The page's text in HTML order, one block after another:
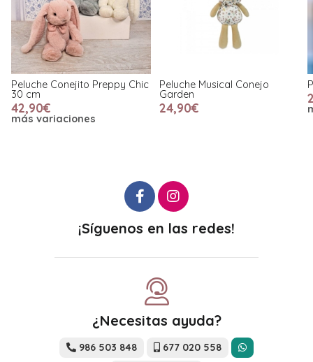
Peluche Musical Conejo
Garden
24,90€
Peluches Copain Calin 25 cm
28,90€
más variaciones
¡Síguenos en las redes!
¿Necesitas ayuda?
986 503 848
677 020 558